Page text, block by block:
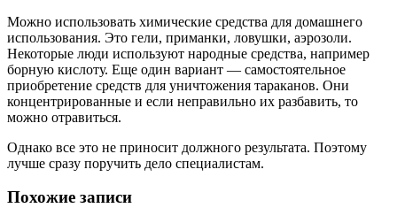
Можно использовать химические средства для домашнего
использования. Это гели, приманки, ловушки, аэрозоли.
Некоторые люди используют народные средства, например
борную кислоту. Еще один вариант — самостоятельное
приобретение средств для уничтожения тараканов. Они
концентрированные и если неправильно их разбавить, то
можно отравиться.
Однако все это не приносит должного результата. Поэтому
лучше сразу поручить дело специалистам.
Похожие записи